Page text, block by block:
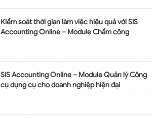
Kiểm soát thời gian làm việc hiệu quả với SIS
Accounting Online – Module Chấm công
SIS Accounting Online – Module Quản lý Công
cụ dụng cụ cho doanh nghiệp hiện đại